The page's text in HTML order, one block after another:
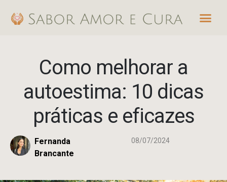
para
Como melhorar a
autoestima: 10 dicas
práticas e eficazes
Fernanda
Brancante
08/07/2024